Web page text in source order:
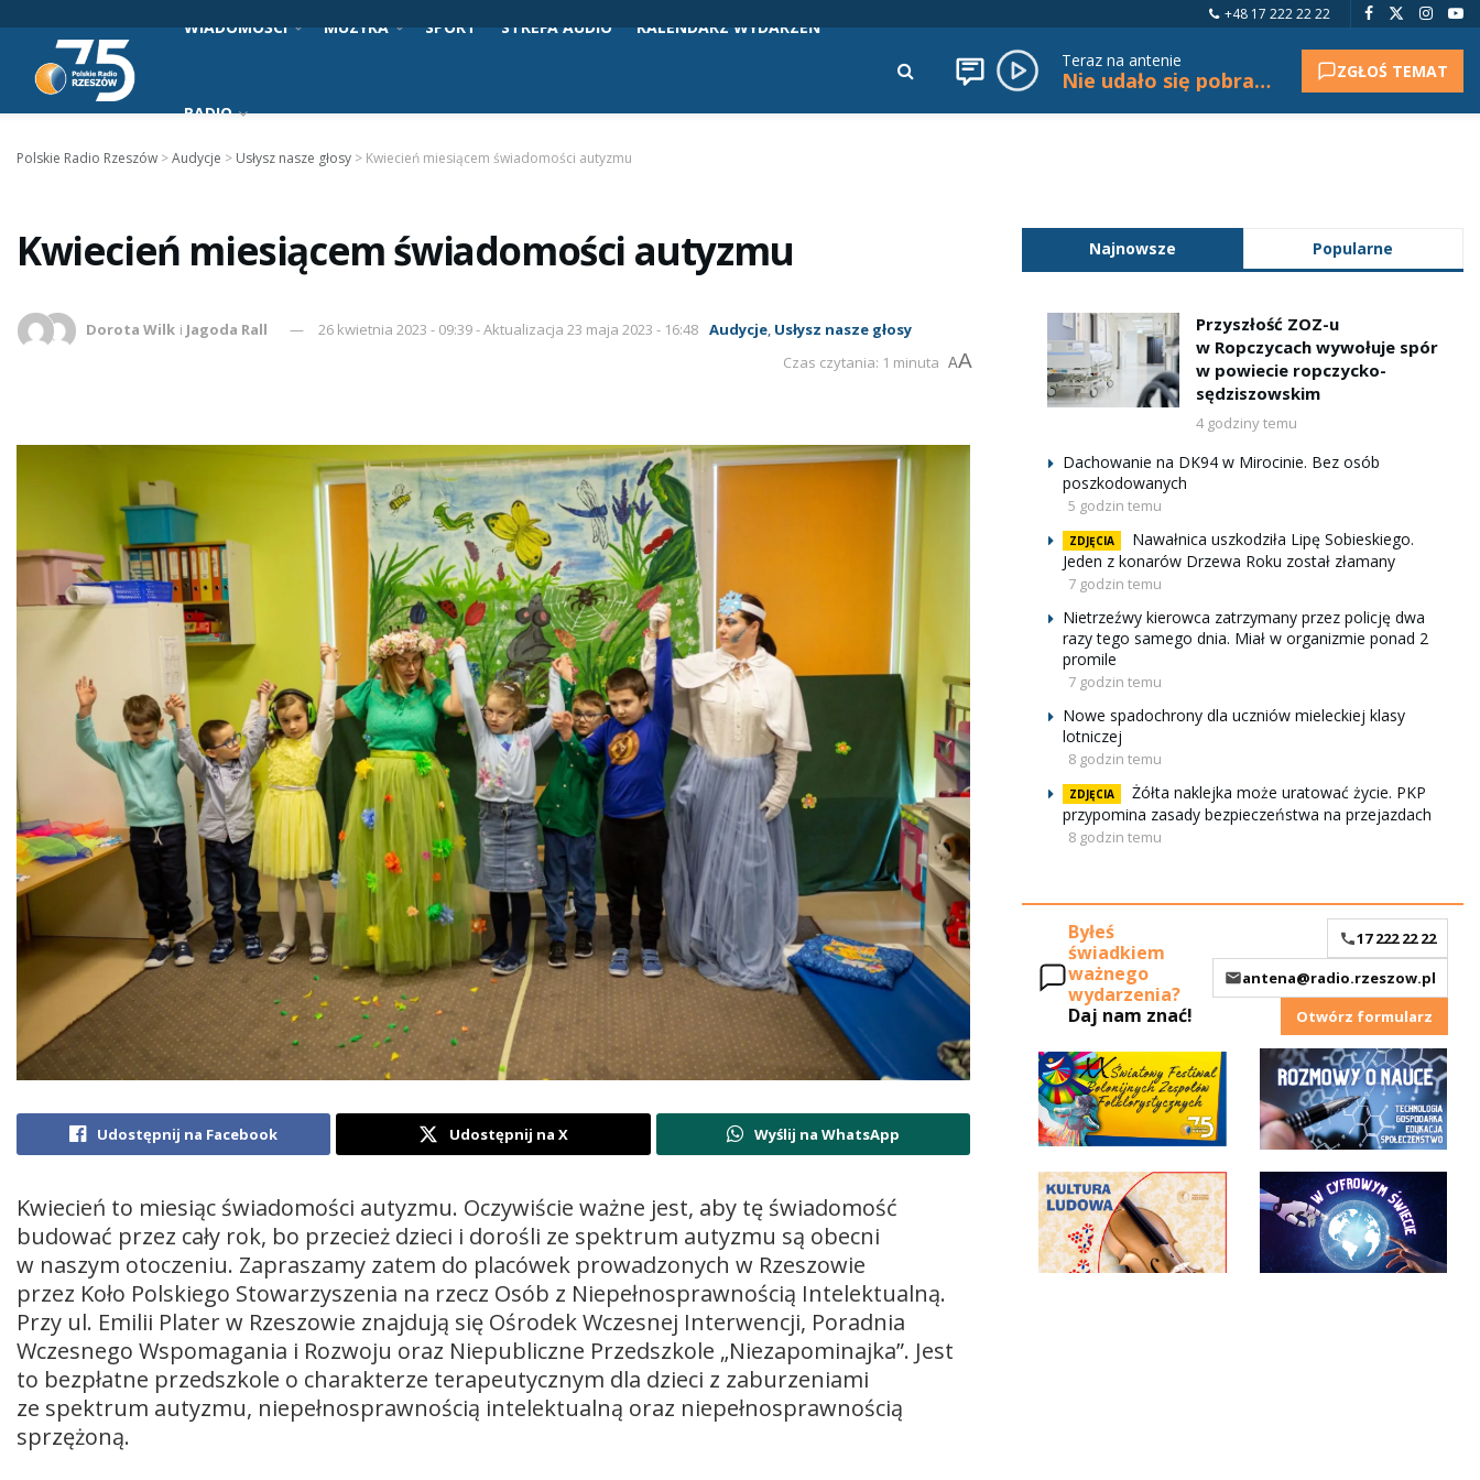
+48 17 222 22 22
WIADOMOŚCI MUZYKA SPORT STREFA AUDIO KALENDARZ WYDARZEŃ
RADIO
Teraz na antenie
Nie udało się pobrać tytułu. ZGŁOŚ TEMAT
Polskie Radio Rzeszów >Audycje > Usłysz nasze głosy > Kwiecień miesiącem świadomości autyzmu
Kwiecień miesiącem świadomości autyzmu
Dorota Wilk i Jagoda Rall 26 kwietnia 2023 - 09:39 - Aktualizacja 23 maja 2023 - 16:48 Audycje, Usłysz nasze głosy
Czas czytania: 1 minuta AA
Udostępnij na Facebook Udostępnij na X Wyślij na WhatsApp
Kwiecień to miesiąc świadomości autyzmu. Oczywiście ważne jest, aby tę świadomość
budować przez cały rok, bo przecież dzieci i dorośli ze spektrum autyzmu są obecni
w naszym otoczeniu. Zapraszamy zatem do placówek prowadzonych w Rzeszowie
przez Koło Polskiego Stowarzyszenia na rzecz Osób z Niepełnosprawnością Intelektualną.
Przy ul. Emilii Plater w Rzeszowie znajdują się Ośrodek Wczesnej Interwencji, Poradnia
Wczesnego Wspomagania i Rozwoju oraz Niepubliczne Przedszkole „Niezapominajka”. Jest
to bezpłatne przedszkole o charakterze terapeutycznym dla dzieci z zaburzeniami
ze spektrum autyzmu, niepełnosprawnością intelektualną oraz niepełnosprawnością
sprzężoną.
Najnowsze Popularne
Przyszłość ZOZ-u
w Ropczycach wywołuje spór
w powiecie ropczycko-
sędziszowskim
4 godziny temu
Dachowanie na DK94 w Mirocinie. Bez osób
poszkodowanych
5 godzin temu
ZDJĘCIA
Nawałnica uszkodziła Lipę Sobieskiego.
Jeden z konarów Drzewa Roku został złamany
7 godzin temu
Nietrzeźwy kierowca zatrzymany przez policję dwa
razy tego samego dnia. Miał w organizmie ponad 2
promile
7 godzin temu
Nowe spadochrony dla uczniów mieleckiej klasy
lotniczej
8 godzin temu
ZDJĘCIA
Żółta naklejka może uratować życie. PKP
przypomina zasady bezpieczeństwa na przejazdach
8 godzin temu
Byłeś
świadkiem
ważnego
wydarzenia?
Daj nam znać!
17 222 22 22
antena@radio.rzeszow.pl
Otwórz formularz